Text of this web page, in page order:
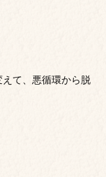
て、悪循環から脱